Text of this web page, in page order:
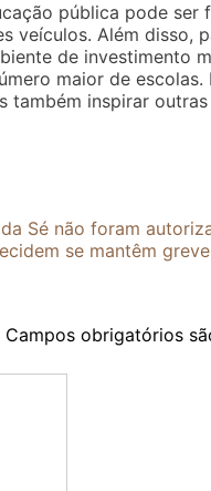
pública pode
veículos. Além disso,
de investimento
maior de
também inspirar
Sé não foram
se mantêm
Campos obrigatórios